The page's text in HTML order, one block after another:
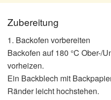
Zubereitung
1. Backofen vorbereiten
Backofen auf 180 °C Ober-/
vorheizen.
Ein Backblech mit
Ränder leicht hochstehen.